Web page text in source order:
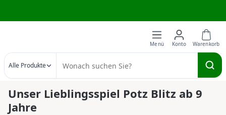
Alle Produkte
Unser Lieblingsspiel Potz Blitz ab 9
Jahre